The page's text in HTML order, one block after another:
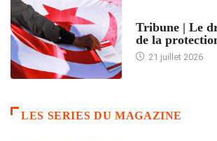
Tribune | Le
de la
21 juillet 2026
LES SERIES DU MAGAZINE